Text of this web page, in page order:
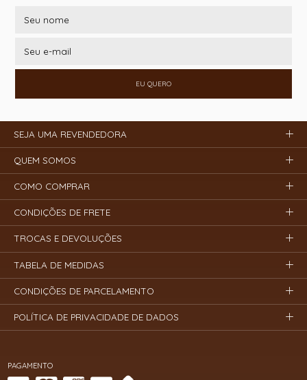
EU QUERO
PAGAMENTO
SEJA UMA REVENDEDORA
QUEM SOMOS
COMO COMPRAR
CONDIÇÕES DE FRETE
TROCAS E DEVOLUÇÕES
TABELA DE MEDIDAS
CONDIÇÕES DE PARCELAMENTO
POLÍTICA DE PRIVACIDADE DE DADOS